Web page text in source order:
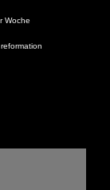
Woche